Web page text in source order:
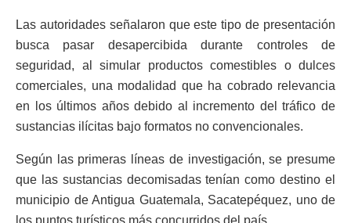
Las autoridades señalaron que este tipo de presentación
busca pasar desapercibida durante controles de
seguridad, al simular productos comestibles o dulces
comerciales, una modalidad que ha cobrado relevancia
en los últimos años debido al incremento del tráfico de
sustancias ilícitas bajo formatos no convencionales.
Según las primeras líneas de investigación, se presume
que las sustancias decomisadas tenían como destino el
municipio de Antigua Guatemala, Sacatepéquez, uno de